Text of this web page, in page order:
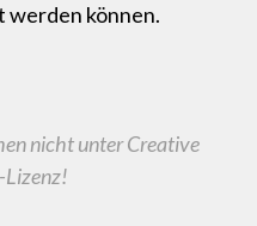
können.
nicht unter Creative
Lizenz!